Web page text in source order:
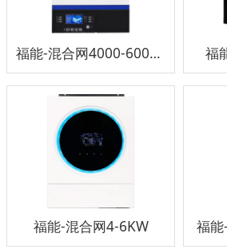
福能-混合网4000-6000W 福
福能-混合网4-6KW 福